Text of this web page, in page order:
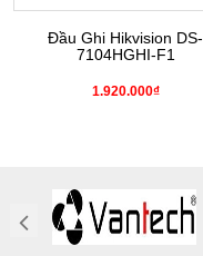
Đầu Ghi Hikvision DS-
7104HGHI-F1
1.920.000₫